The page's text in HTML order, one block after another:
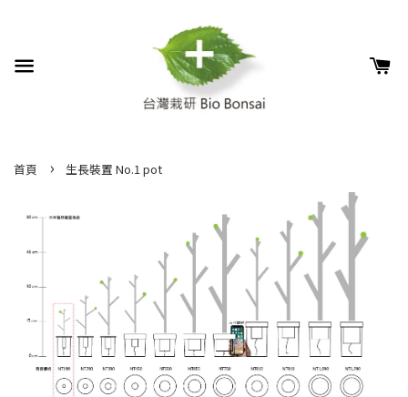
首頁 › 生長裝置 No.1 pot